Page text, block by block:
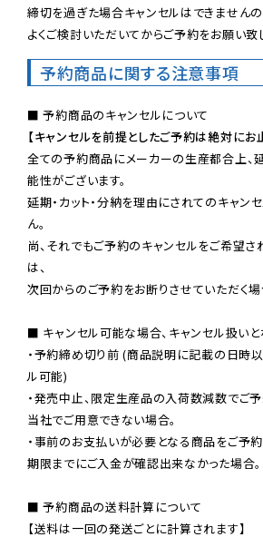
締切を過ぎた場合キャンセルはできません
よくご検討いただいてからご予約をお願い致
予約商品に関する注意事項
【キャンセルを前提としたご予約は絶対にお
全ての予約商品にメーカーの生産都合上、延
能性がございます。
延期・カット・分納を理由にされてのキャン
ん。
尚、それでもご予約のキャンセルをご希望
は、
次回からのご予約をお断りさせていただく場
■ キャンセル可能な場合、キャンセル扱い
・予約締め切り前 (商品説明に記載の日時
ル可能)
・発売中止、限定生産品の入荷数減数でご
当社でご用意できない場合。
・事前のお支払いが必要となる商品をご予
期限までにご入金が確認出来なかった場合。
■ 予約商品の送料計算について
【送料は一回の発送ごとに計算されます】